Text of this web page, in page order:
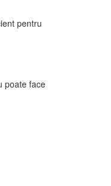
pentru
poate face